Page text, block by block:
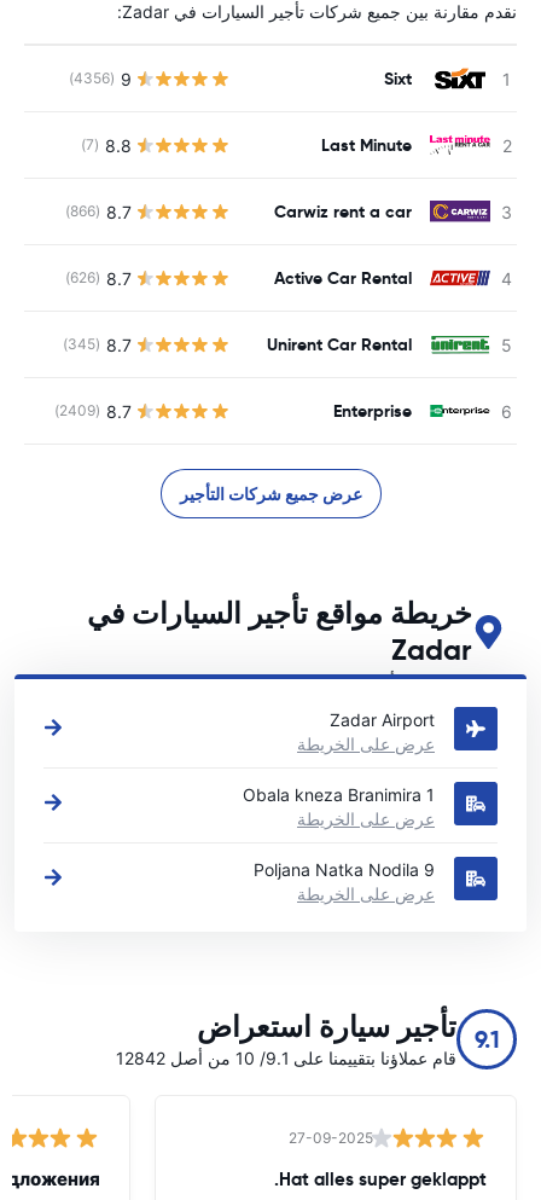
نقدم مقارنة بين جميع شركات تأجير السيارات في Zadar:
Sixt
9
(4356)
Last Minute
8.8
(7)
Carwiz rent a car
8.7
(866)
Active Car Rental
8.7
(626)
Unirent Car Rental
8.7
(345)
Enterprise
8.7
(2409)
عرض جميع شركات التأجير
خريطة مواقع تأجير السيارات في
Zadar
اطلع على مواقع تأجير السيارات الرئيسية لدينا في Zadar
Zadar Airport
عرض على الخريطة
Obala kneza Branimira 1
عرض على الخريطة
Poljana Natka Nodila 9
عرض على الخريطة
9.1 تأجير سيارة استعراض
قام عملاؤنا بتقييمنا على 9.1/ 10 من أصل 12842
27-09-2025
Hat alles super geklappt.